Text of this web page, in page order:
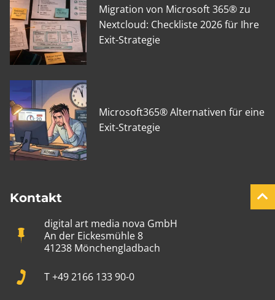
Migration von Microsoft 365® zu
Nextcloud: Checkliste 2026 für Ihre
Exit-Strategie
Microsoft365® Alternativen für eine
Exit-Strategie
Kontakt
digital art media nova GmbH
An der Eickesmühle 8
41238 Mönchengladbach
T +49 2166 133 90-0